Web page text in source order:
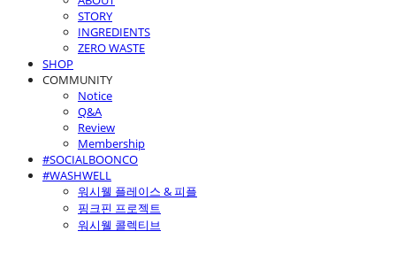
STORY
INGREDIENTS
ZERO WASTE
SHOP
COMMUNITY
Notice
Q&A
Review
Membership
#SOCIALBOONCO
#WASHWELL
워시웰 플레이스 & 피플
핑크핀 프로젝트
워시웰 콜렉티브